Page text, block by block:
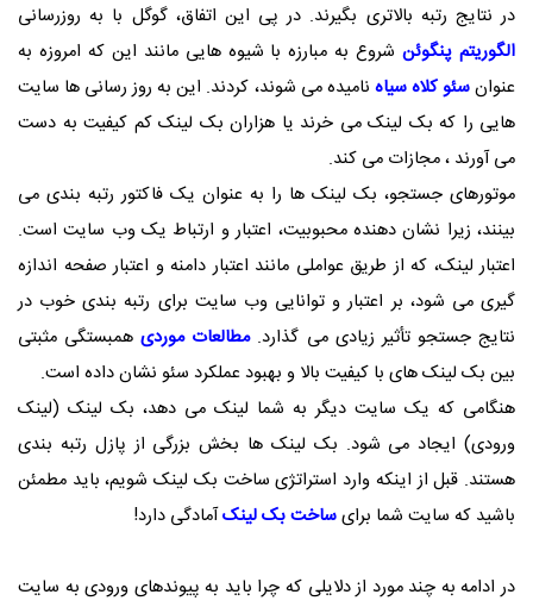
در نتایج رتبه بالاتری بگیرند. در پی این اتفاق، گوگل با به روزرسانی
الگوریتم پنگوئنشروع به مبارزه با شیوه هایی مانند این که امروزه به
عنوانسئو کلاه سیاه نامیده می شوند، کردند. این به روز رسانی ها سایت
هایی را که بک لینک می خرند یا هزاران بک لینک کم کیفیت به دست
می آورند ، مجازات می کند.
موتورهای جستجو، بک لینک ها را به عنوان یک فاکتور رتبه بندی می
بینند، زیرا نشان دهنده محبوبیت، اعتبار و ارتباط یک وب سایت است.
اعتبار لینک، که از طریق عواملی مانند اعتبار دامنه و اعتبار صفحه اندازه
گیری می شود، بر اعتبار و توانایی وب سایت برای رتبه بندی خوب در
نتایج جستجو تأثیر زیادی می گذارد.مطالعات موردیهمبستگی مثبتی
بین بک لینک های با کیفیت بالا و بهبود عملکرد سئو نشان داده است.
هنگامی که یک سایت دیگر به شما لینک می دهد، بک لینک (لینک
ورودی) ایجاد می شود. بک لینک ها بخش بزرگی از پازل رتبه بندی
هستند. قبل از اینکه وارد استراتژی ساخت بک لینک شویم، باید مطمئن
باشید که سایت شما برایساخت بک لینکآمادگی دارد!
در ادامه به چند مورد از دلایلی که چرا باید به پیوندهای ورودی به سایت